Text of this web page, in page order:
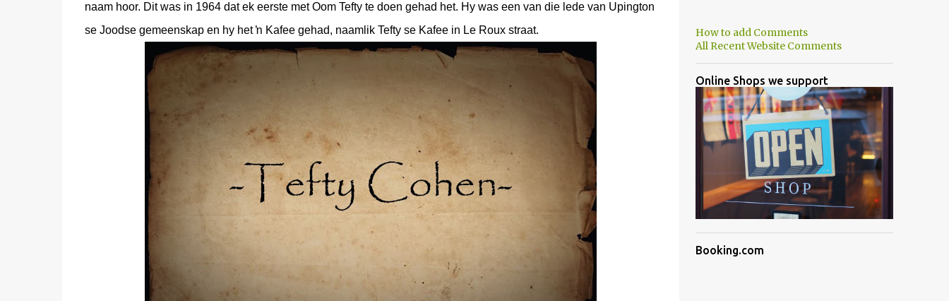
naam hoor. Dit was in 1964 dat ek eerste met Oom Tefty te doen gehad het. Hy was een van die lede van Upington
se Joodse gemeenskap en hy het ŉ Kafee gehad, naamlik Tefty se Kafee in Le Roux straat.
How to add Comments
All Recent Website Comments
Online Shops we support
Booking.com